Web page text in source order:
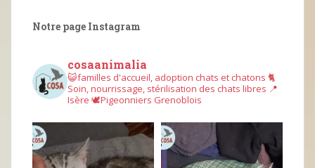
Notre page Instagram
cosaanimalia
😺familles d'accueil, adoption chats et chatons 🐈
Soin, nourrissage, stérilisation des chats libres 📍
Isère 🕊︎Pigeonniers Grenoblois